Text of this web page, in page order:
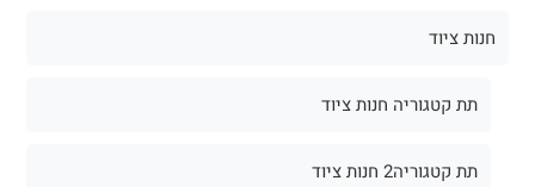
חנות ציוד
תת קטגוריה חנות ציוד
תת קטגוריה2 חנות ציוד